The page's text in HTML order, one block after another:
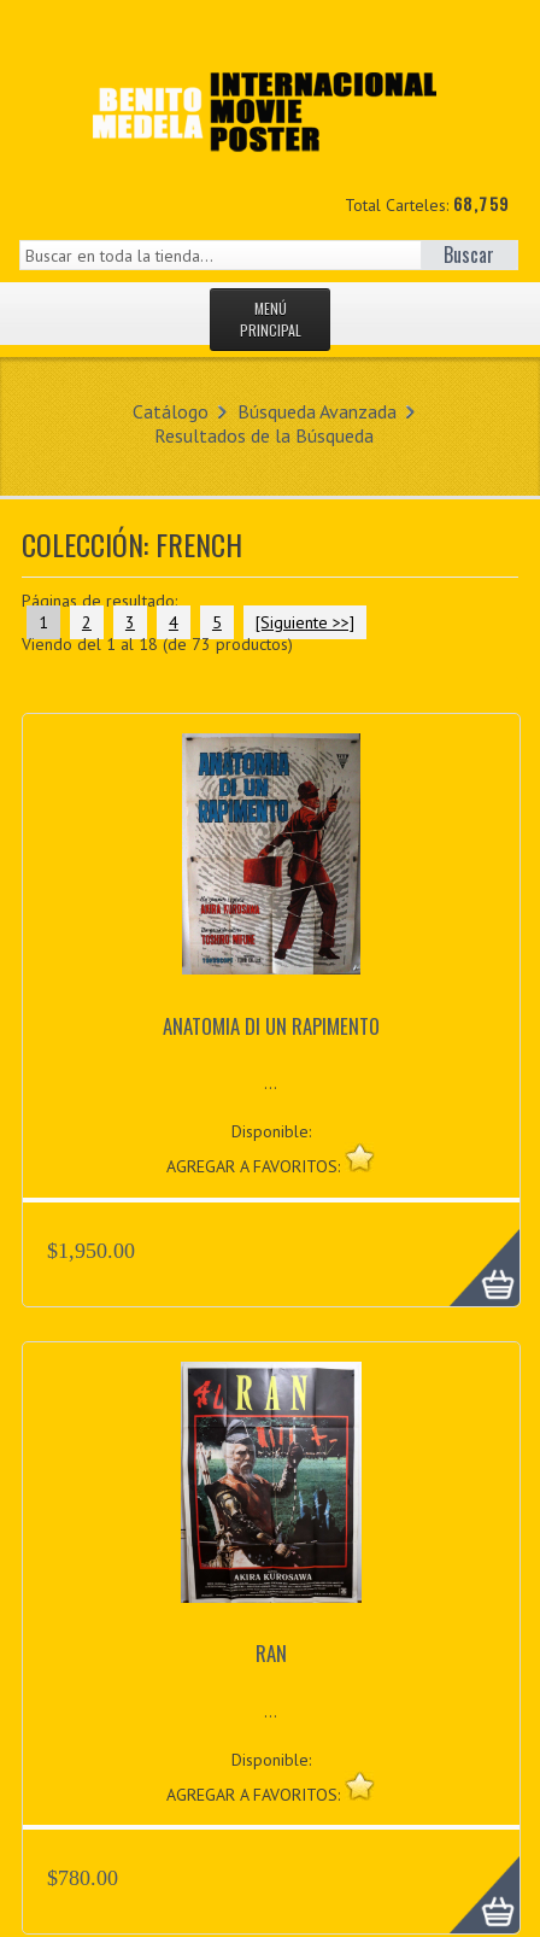
Total Carteles: 68,759
Buscar
MENÚ
PRINCIPAL
NOVEDADES
PDF BOOKS
CUSTOM PDF
Catálogo
Búsqueda Avanzada
Resultados de la Búsqueda
COLECCIÓN: FRENCH
Páginas de resultado:
1
2 3 4 5
[Siguiente >>]
Viendo del1al18(de73productos)
ANATOMIA DI UN RAPIMENTO
...
Disponible:
AGREGAR A FAVORITOS:
$1,950.00
RAN
...
Disponible:
AGREGAR A FAVORITOS:
$780.00